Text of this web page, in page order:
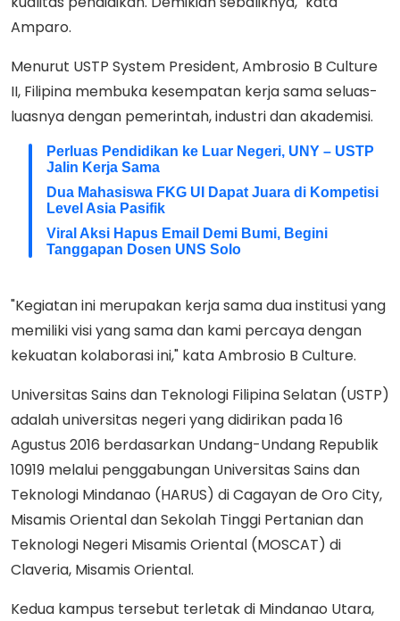
Amparo.
Menurut USTP System President, Ambrosio B Culture
II, Filipina membuka kesempatan kerja sama seluas-
luasnya dengan pemerintah, industri dan akademisi.
Perluas Pendidikan ke Luar Negeri, UNY – USTP
Jalin Kerja Sama
Dua Mahasiswa FKG UI Dapat Juara di Kompetisi
Level Asia Pasifik
Viral Aksi Hapus Email Demi Bumi, Begini
Tanggapan Dosen UNS Solo
"Kegiatan ini merupakan kerja sama dua institusi yang
memiliki visi yang sama dan kami percaya dengan
kekuatan kolaborasi ini," kata Ambrosio B Culture.
Universitas Sains dan Teknologi Filipina Selatan (USTP)
adalah universitas negeri yang didirikan pada 16
Agustus 2016 berdasarkan Undang-Undang Republik
10919 melalui penggabungan Universitas Sains dan
Teknologi Mindanao (HARUS) di Cagayan de Oro City,
Misamis Oriental dan Sekolah Tinggi Pertanian dan
Teknologi Negeri Misamis Oriental (MOSCAT) di
Claveria, Misamis Oriental.
Kedua kampus tersebut terletak di Mindanao Utara,